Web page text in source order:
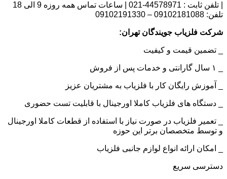
| تلفن ثابت : 44578971-021 | ساعات تماس همه روزه 9 الی 18
تلفن: 09102181088 – 09102191330
شرکت فلزیاب جویندگان تهران:
_ تضمین قیمت و کیفیت
_ آموزش رایگان کار با فلزیاب به مشتریان عزیز
_ دستگاه های فلزیاب کاملا اورجینال با قابلیت تست حضوری
_ تعمیر فلزیاب در صورت نیاز با استفاده از قطعات کاملا اورجینال
و توسط متخصصان برتر این حوزه
_ امکان ارائه انواع لوازم جانبی فلزیاب
دسترسی سریع